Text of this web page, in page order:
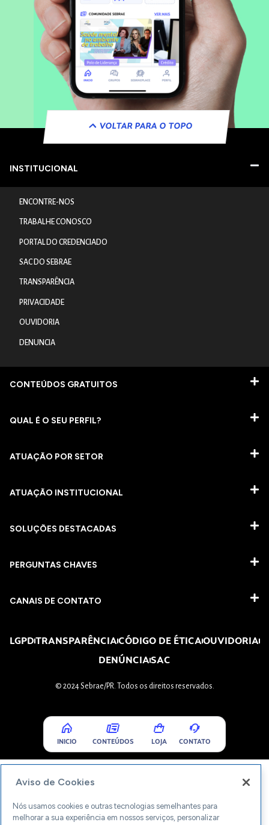
VOLTAR PARA O TOPO
INSTITUCIONAL
ENCONTRE-NOS
TRABALHE CONOSCO
PORTAL DO CREDENCIADO
SAC DO SEBRAE
TRANSPARÊNCIA
PRIVACIDADE
OUVIDORIA
DENUNCIA
CONTEÚDOS GRATUITOS
QUAL É O SEU PERFIL?
ATUAÇÃO POR SETOR
ATUAÇÃO INSTITUCIONAL
SOLUÇÕES DESTACADAS
PERGUNTAS CHAVES​
CANAIS DE CONTATO
LGPDTRANSPARÊNCIACÓDIGO DE ÉTICAOUVIDORIA
DENÚNCIASAC
© 2024 Sebrae/PR. Todos os direitos reservados.
INICIO CONTEÚDOS LOJA CONTATO
Aviso de Cookies
Nós usamos cookies e outras tecnologias semelhantes para
melhorar a sua experiência em nossos serviços, personalizar